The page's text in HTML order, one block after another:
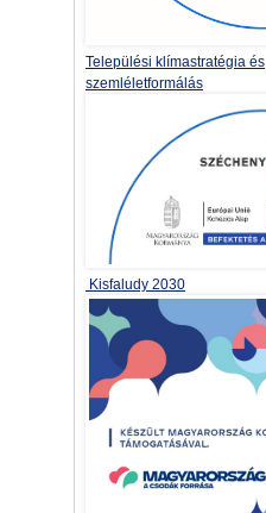
Települési klímastratégia és
szemléletformálás
Kisfaludy 2030